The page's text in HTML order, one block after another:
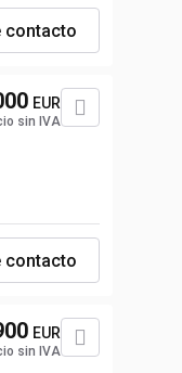
contacto
EUR
sin IVA
contacto
EUR
sin IVA